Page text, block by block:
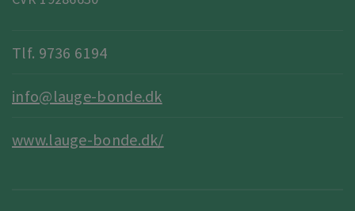
Tlf. 9736 6194
info@lauge-bonde.dk
www.lauge-bonde.dk/